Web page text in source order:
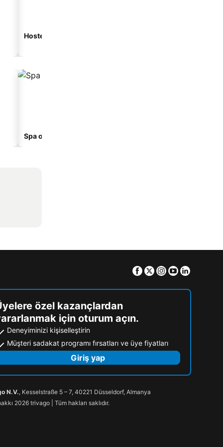
Hostel
Spa otelleri
Facebook
TwitterInstagram
Youtube
özel kazançlardan
için oturum açın.
Deneyiminizi kişiselleştirin
Müşteri sadakat programı fırsatları ve üye fiyatları
Giriş yap
N.V., Kesselstraße 5 – 7, 40221 Düsseldorf, Almanya
2026 trivago | Tüm hakları saklıdır.